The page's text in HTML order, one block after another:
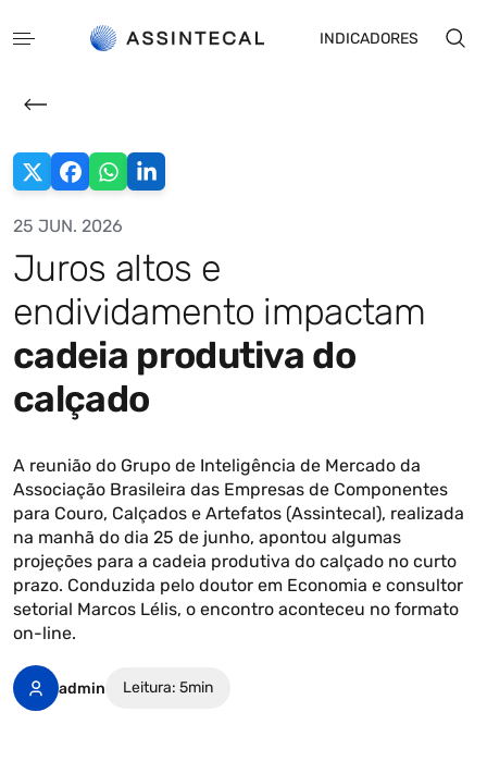
EN ES
INDICADORES
25 JUN. 2026
Juros altos e
endividamento impactam
cadeia produtiva do
calçado
A reunião do Grupo de Inteligência de Mercado da
Associação Brasileira das Empresas de Componentes
para Couro, Calçados e Artefatos (Assintecal), realizada
na manhã do dia 25 de junho, apontou algumas
projeções para a cadeia produtiva do calçado no curto
prazo. Conduzida pelo doutor em Economia e consultor
setorial Marcos Lélis, o encontro aconteceu no formato
on-line.
admin Leitura: 5min